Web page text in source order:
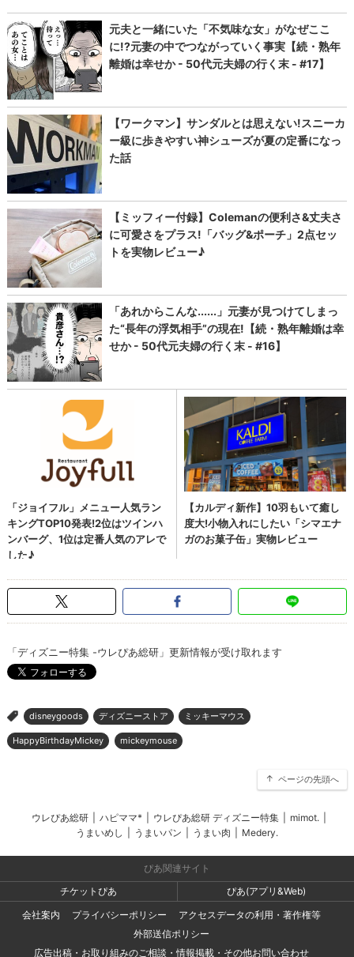
「ディズニー特集 -ウレぴあ総研」更新情報が受け取れます
> disneygoods ディズニーストア ミッキーマウス
HappyBirthdayMickey mickeymouse
ページの先頭へ
ウレぴあ総研 ハピママ* ウレぴあ総研 ディズニー特集 mimot.
うまいめし
うまいパン うまい肉 Medery.
ぴあ関連サイト
チケットぴあ
ぴあ(アプリ&Web)
会社案内
プライバシーポリシー
アクセスデータの利用・著作権等
外部送信ポリシー
広告出稿・お取り組みのご相談・情報掲載・その他お問い合わせ